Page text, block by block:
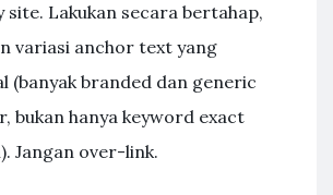
site. Lakukan secara bertahap,
variasi anchor text yang
(banyak branded dan generic
bukan hanya keyword exact
Jangan over-link.